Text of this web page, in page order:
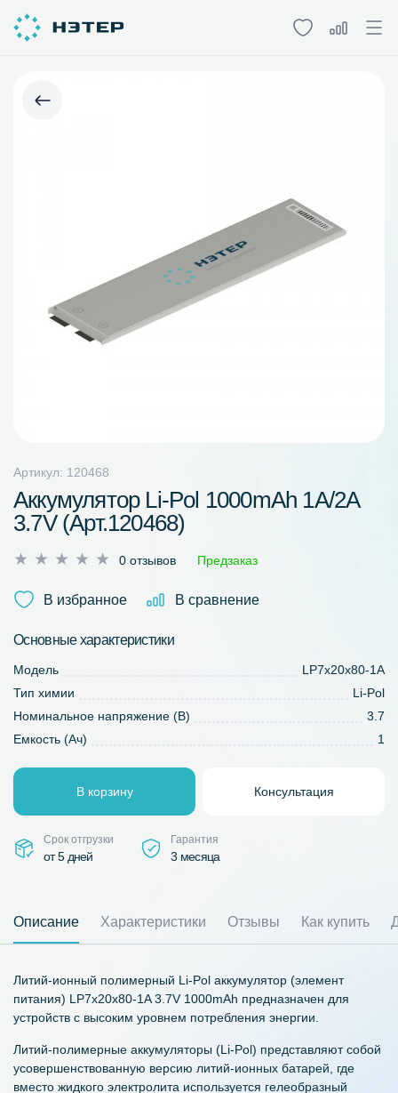
Артикул: 120468
Аккумулятор Li-Pol 1000mAh 1A/2A
3.7V (Арт.120468)
Оценка
из
0 отзывов Предзаказ
В избранное В сравнение
Основные характеристики
Модель
LP7x20x80-1A
Тип химии
Li-Pol
Номинальное напряжение (В)
3.7
Емкость (Ач)
1
В корзину Консультация
Срок отгрузки
от 5 дней
Гарантия
3 месяца
Описание Характеристики Отзывы Как купить
Литий-ионный полимерный Li-Pol аккумулятор (элемент
питания) LP7x20x80-1A 3.7V 1000mAh предназначен для
устройств с высоким уровнем потребления энергии.
Литий-полимерные аккумуляторы (Li-Pol) представляют собой
усовершенствованную версию литий-ионных батарей, где
вместо жидкого электролита используется гелеобразный